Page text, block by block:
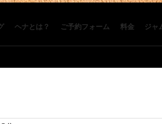
ヘナとは？ ご予約フォーム 料金 ジャ